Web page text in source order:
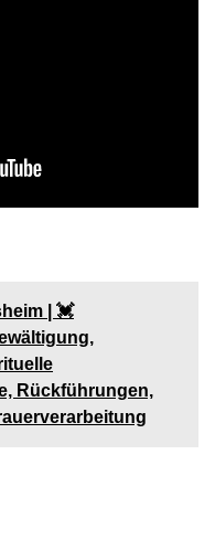
| 💓️️
Rückführungen,